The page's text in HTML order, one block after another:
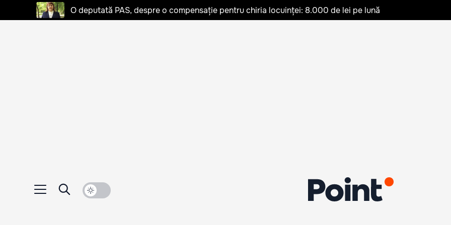
O deputată PAS, despre o compensație pentru chiria locuinței: 8.000 de lei pe lună